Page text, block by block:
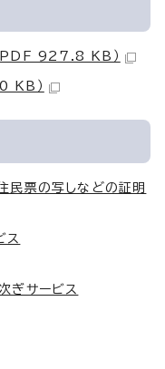
PDF 927.8 KB）
KB）
民票の写しなどの証明
ス
ぎサービス